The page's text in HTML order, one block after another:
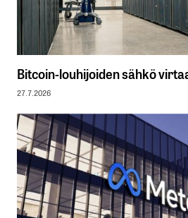
Bitcoin-louhijoiden sähkö
27.7.2026